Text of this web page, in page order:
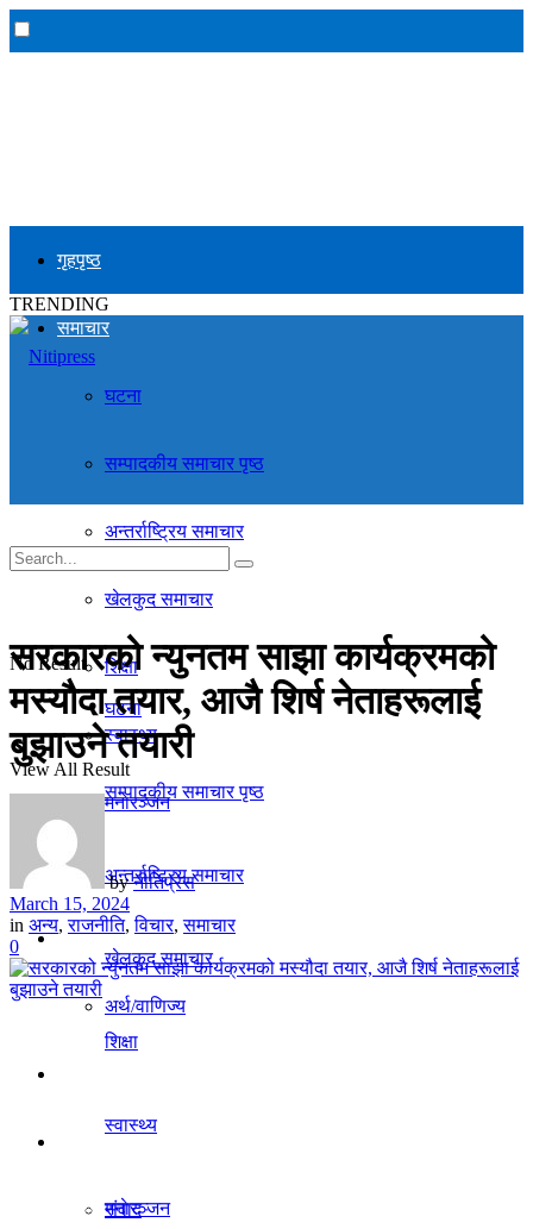
गृहपृष्ठ
समाचार
घटना
सम्पादकीय समाचार पृष्ठ
अन्तर्राष्ट्रिय समाचार
खेलकुद समाचार
शिक्षा
स्वास्थ्य
मनाेरञ्जन
राजनीति
अर्थ/वाणिज्य
अर्थ/वाणिज्य
संवाद
TRENDING
गृहपृष्ठ
घटना
सम्पादकीय समाचार पृष्ठ
अन्तर्राष्ट्रिय समाचार
खेलकुद समाचार
शिक्षा
स्वास्थ्य
मनाेरञ्जन
No Result
View All Result
सरकारको न्युनतम साझा कार्यक्रमको
मस्यौदा तयार, आजै शिर्ष नेताहरूलाई
बुझाउने तयारी
by नीतिप्रेस
March 15, 2024
in अन्य,राजनीति,विचार,समाचार
0